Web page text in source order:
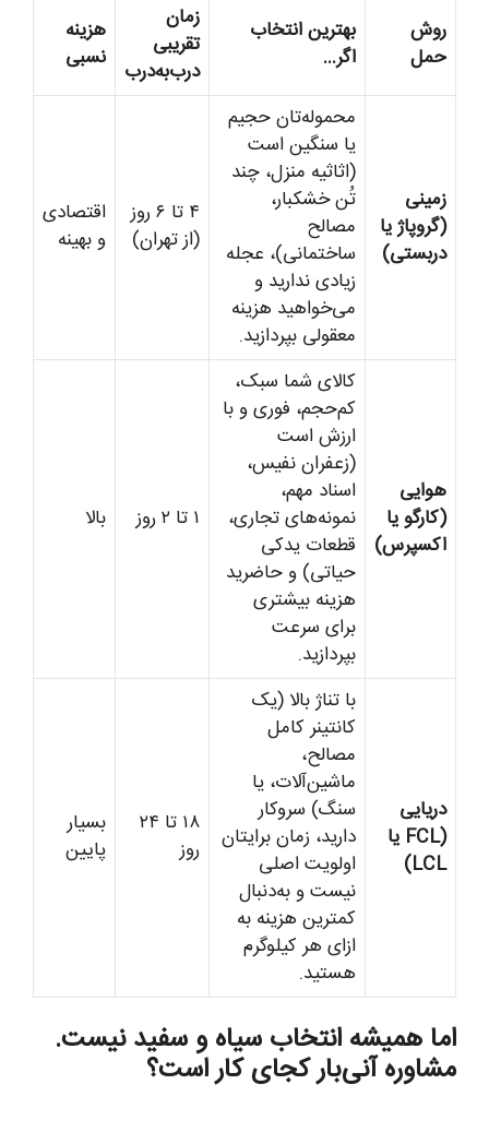
روش
حمل
بهترین انتخاب
اگر…
زمان
تقریبی
درب‌به‌درب
هزینه
نسبی
زمینی
(گروپاژ یا
دربستی)
محموله‌تان حجیم
یا سنگین است
(اثاثیه منزل، چند
تُن خشکبار،
مصالح
ساختمانی)، عجله
زیادی ندارید و
می‌خواهید هزینه
معقولی بپردازید.
۴ تا ۶ روز
(از تهران)
اقتصادی
و بهینه
هوایی
(کارگو یا
اکسپرس)
کالای شما سبک،
کم‌حجم، فوری و با
ارزش است
(زعفران نفیس،
اسناد مهم،
نمونه‌های تجاری،
قطعات یدکی
حیاتی) و حاضرید
هزینه بیشتری
برای سرعت
بپردازید.
۱ تا ۲ روز بالا
دریایی
(FCL یا
LCL)
با تناژ بالا (یک
کانتینر کامل
مصالح،
ماشین‌آلات، یا
سنگ) سروکار
دارید، زمان برایتان
اولویت اصلی
نیست و به‌دنبال
کمترین هزینه به
ازای هر کیلوگرم
هستید.
۱۸ تا ۲۴
روز
بسیار
پایین
اما همیشه انتخاب سیاه و سفید نیست.
مشاوره آنی‌بار کجای کار است؟